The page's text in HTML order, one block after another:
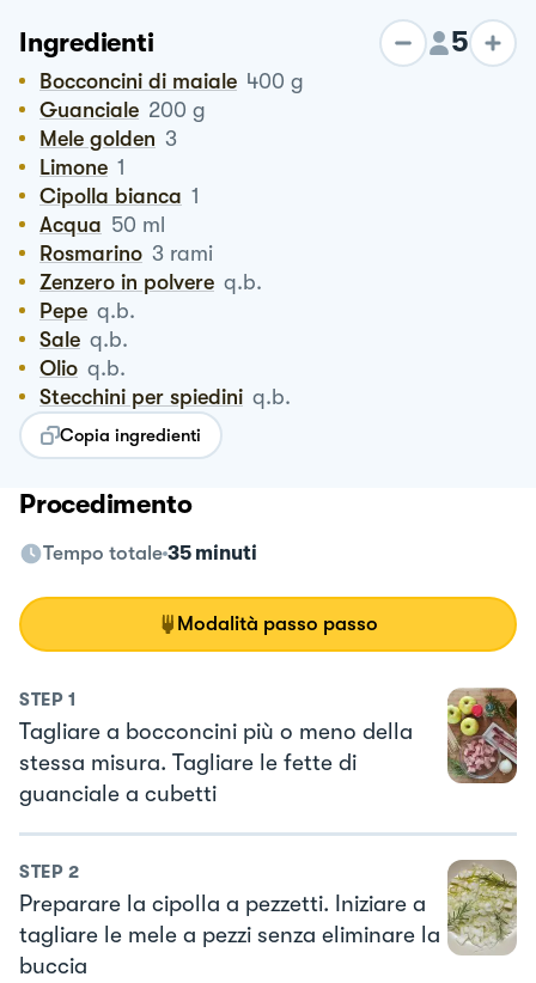
Ingredienti 5
Bocconcini di maiale 400 g
Guanciale 200 g
Mele golden 3
Limone 1
Cipolla bianca 1
Acqua 50 ml
Rosmarino 3 rami
Zenzero in polvere q.b.
Pepe q.b.
Sale q.b.
Olio q.b.
Stecchini per spiedini q.b.
Copia ingredienti
Procedimento
Tempo totale 35 minuti
Modalità passo passo
STEP 1
Tagliare a bocconcini più o meno della
stessa misura. Tagliare le fette di
guanciale a cubetti
STEP 2
Preparare la cipolla a pezzetti. Iniziare a
tagliare le mele a pezzi senza eliminare la
buccia